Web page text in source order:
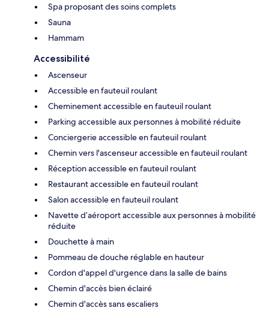
Spa proposant des soins complets
Sauna
Hammam
Accessibilité
Ascenseur
Accessible en fauteuil roulant
Cheminement accessible en fauteuil roulant
Parking accessible aux personnes à mobilité réduite
Conciergerie accessible en fauteuil roulant
Chemin vers l'ascenseur accessible en fauteuil roulant
Réception accessible en fauteuil roulant
Restaurant accessible en fauteuil roulant
Salon accessible en fauteuil roulant
Navette d’aéroport accessible aux personnes à mobilité
réduite
Douchette à main
Pommeau de douche réglable en hauteur
Cordon d'appel d'urgence dans la salle de bains
Chemin d'accès bien éclairé
Chemin d'accès sans escaliers